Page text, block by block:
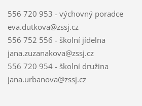
556 720 953 - výchovný poradce
eva.dutkova@zssj.cz
556 752 556 - školní jídelna
jana.zuzanakova@zssj.cz
556 720 954 - školní družina
jana.urbanova@zssj.cz